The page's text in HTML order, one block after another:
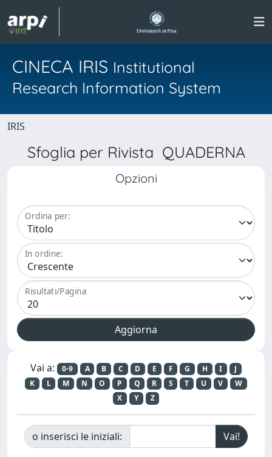
CINECA IRIS Institutional
Research Information System
IRIS
Sfoglia per Rivista QUADERNA
Opzioni
Ordina per:
In ordine:
Risultati/Pagina
Vai a: 0-9 A B C D E F G H I
J
K
L M N O P Q R S T U V
W
X
Y Z
o inserisci le iniziali: